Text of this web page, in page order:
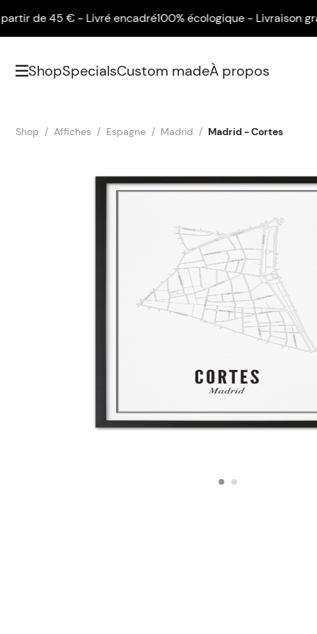
45 € - Livré encadré100% écologique - Livraison
ShopSpecialsCustom madeÀ propos
Shop Affiches Espagne Madrid Madrid - Cortes